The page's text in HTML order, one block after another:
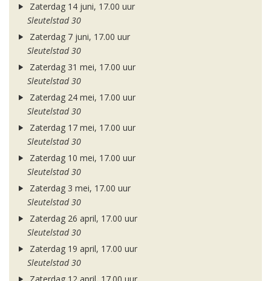
Zaterdag 14 juni, 17.00 uur
Sleutelstad 30
Zaterdag 7 juni, 17.00 uur
Sleutelstad 30
Zaterdag 31 mei, 17.00 uur
Sleutelstad 30
Zaterdag 24 mei, 17.00 uur
Sleutelstad 30
Zaterdag 17 mei, 17.00 uur
Sleutelstad 30
Zaterdag 10 mei, 17.00 uur
Sleutelstad 30
Zaterdag 3 mei, 17.00 uur
Sleutelstad 30
Zaterdag 26 april, 17.00 uur
Sleutelstad 30
Zaterdag 19 april, 17.00 uur
Sleutelstad 30